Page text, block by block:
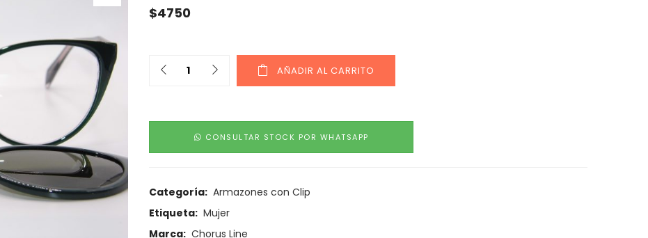
$4750
AÑADIR AL CARRITO
CONSULTAR STOCK POR WHATSAPP
Categoría: Armazones con Clip
Etiqueta: Mujer
Marca: Chorus Line